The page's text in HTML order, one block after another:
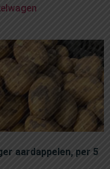
aardappelen, per 5